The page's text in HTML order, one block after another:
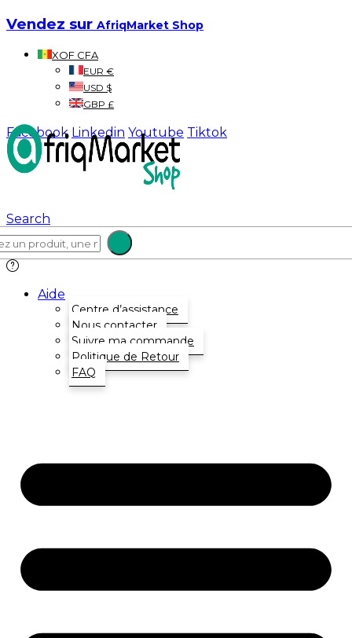
Vendez sur AfriqMarket Shop
XOF CFA
EUR €
USD $
GBP £
Facebook Linkedin Youtube Tiktok
Search
Aide
Centre d’assistance
Nous contacter
Suivre ma commande
Politique de Retour
FAQ